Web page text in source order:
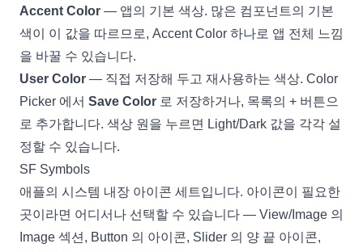
Accent Color — 앱의 기본 색상. 많은 컴포넌트의 기본
색이 이 값을 따르므로, Accent Color 하나로 앱 전체 느낌
을 바꿀 수 있습니다.
User Color — 직접 저장해 두고 재사용하는 색상. Color
Picker 에서 Save Color 로 저장하거나, 목록의 + 버튼으
로 추가합니다. 색상 원을 누르면 Light/Dark 값을 각각 설
정할 수 있습니다.
SF Symbols
애플의 시스템 내장 아이콘 세트입니다. 아이콘이 필요한
곳이라면 어디서나 선택할 수 있습니다 — View/Image 의
Image 섹션, Button 의 아이콘, Slider 의 양 끝 아이콘,